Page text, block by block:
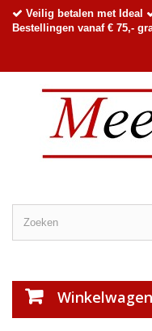
Veilig betalen met Ideal
Bestellingen vanaf € 75,-
Winkelwagen